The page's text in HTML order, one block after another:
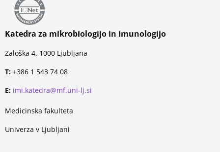
Katedra za mikrobiologijo in imunologijo
Zaloška 4, 1000 Ljubljana
T: +386 1 543 74 08
E: imi.katedra@mf.uni-lj.si
Medicinska fakulteta
Univerza v Ljubljani